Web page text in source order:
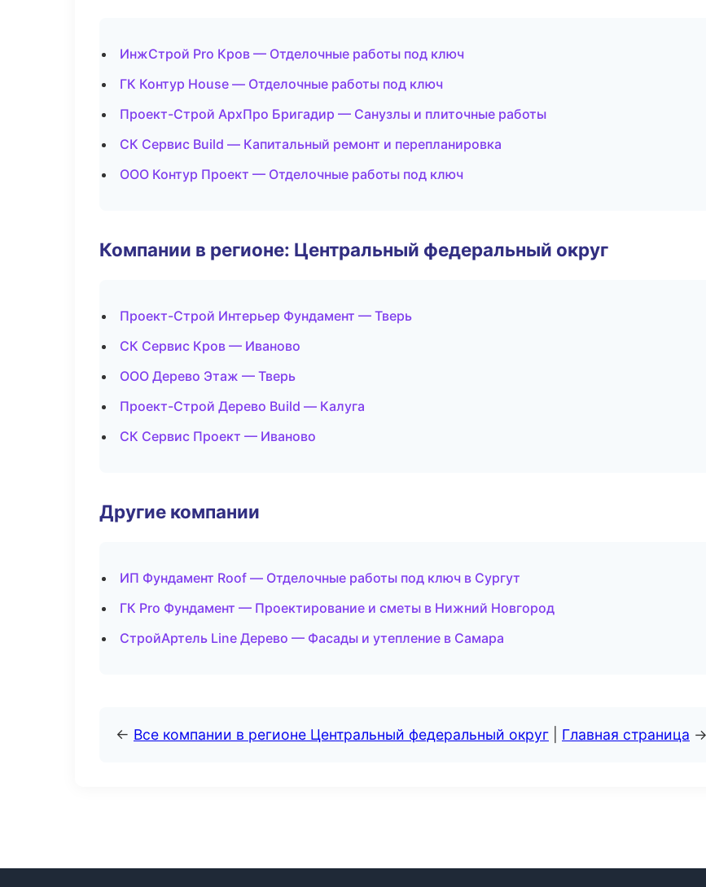
ИнжСтрой Pro Кров — Отделочные работы под ключ
ГК Контур House — Отделочные работы под ключ
Проект-Строй АрхПро Бригадир — Санузлы и плиточные работы
СК Сервис Build — Капитальный ремонт и перепланировка
ООО Контур Проект — Отделочные работы под ключ
Компании в регионе: Центральный федеральный округ
Проект-Строй Интерьер Фундамент — Тверь
СК Сервис Кров — Иваново
ООО Дерево Этаж — Тверь
Проект-Строй Дерево Build — Калуга
СК Сервис Проект — Иваново
Другие компании
ИП Фундамент Roof — Отделочные работы под ключ в Сургут
ГК Pro Фундамент — Проектирование и сметы в Нижний Новгород
СтройАртель Line Дерево — Фасады и утепление в Самара
← Все компании в регионе Центральный федеральный округ Главная страница →